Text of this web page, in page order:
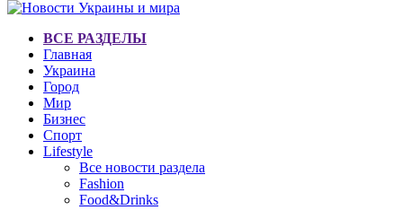
ВСЕ РАЗДЕЛЫ
Главная
Украина
Город
Мир
Бизнес
Спорт
Lifestyle
Все новости раздела
Fashion
Food&Drinks